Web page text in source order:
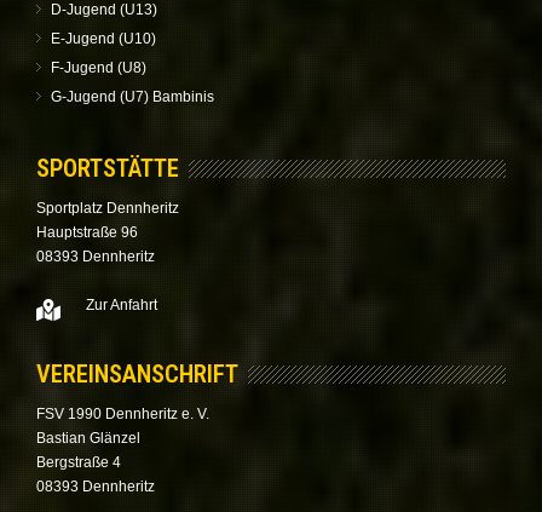
D-Jugend (U13)
E-Jugend (U10)
F-Jugend (U8)
G-Jugend (U7) Bambinis
SPORTSTÄTTE
Sportplatz Dennheritz
Hauptstraße 96
08393 Dennheritz
Zur Anfahrt
VEREINSANSCHRIFT
FSV 1990 Dennheritz e. V.
Bastian Glänzel
Bergstraße 4
08393 Dennheritz